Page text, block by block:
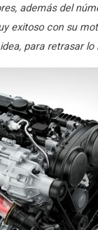
además del
exitoso con su
para retrasar